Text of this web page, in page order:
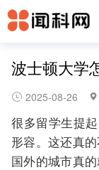
波士顿大学
2025-08-26
很多留学生提
形容。这还真
国外的城市真